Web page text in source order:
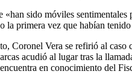
sido móviles
primera vez que habían
Coronel Vera se refirió al
acudió al lugar tras la
en conocimiento del